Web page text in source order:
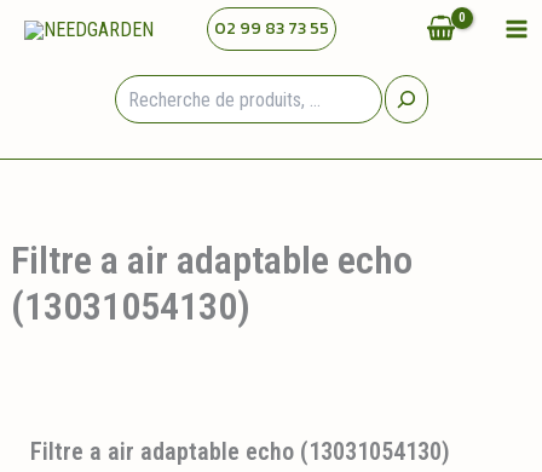
02 99 83 73 55
Filtre a air adaptable echo
(13031054130)
Filtre a air adaptable echo (13031054130)